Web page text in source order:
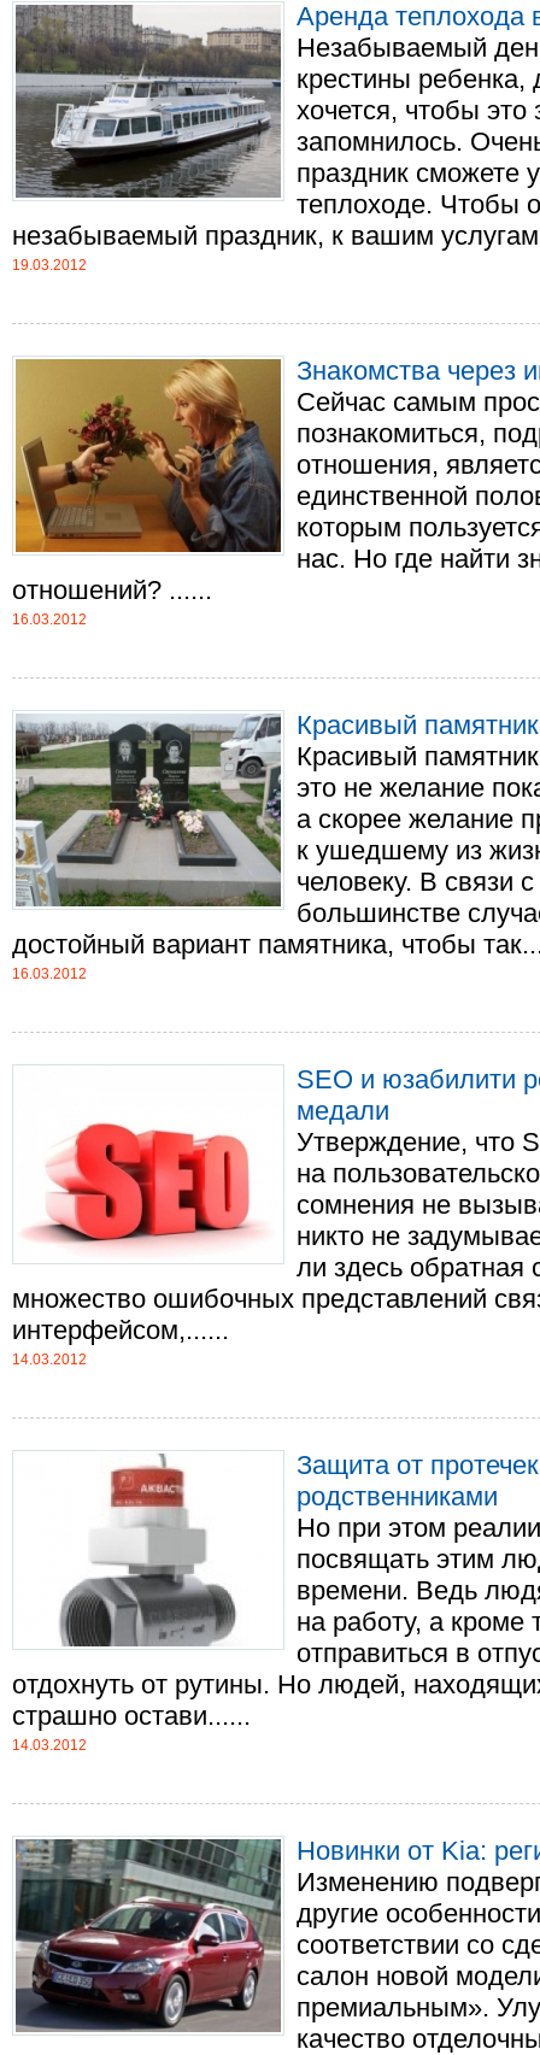
Аренда теплохода
Незабываемый
крестины ребенка,
хочется, чтобы
запомнилось.
праздник сможете
теплоходе. Чтобы
незабываемый праздник, к вашим
19.03.2012
Знакомства через
Сейчас самым
познакомиться,
отношения,
единственной
которым
нас. Но где найти
отношений? ......
16.03.2012
Красивый
Красивый
это не желание
а скорее желание
к ушедшему из
человеку. В связи
большинстве
достойный вариант памятника, чтобы
16.03.2012
SEO и юзабилити
медали
Утверждение, что
на
сомнения не
никто не
ли здесь обратная
множество ошибочных представлений
интерфейсом,......
14.03.2012
Защита от
родственниками
Но при этом
посвящать этим
времени. Ведь
на работу, а кроме
отправиться в
отдохнуть от рутины. Но людей,
страшно остави......
14.03.2012
Новинки от Kia:
Изменению
другие
соответствии со
салон новой
премиальным».
качество